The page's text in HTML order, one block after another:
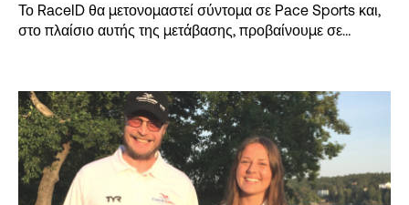
Το RaceID θα μετονομαστεί σύντομα σε Pace Sports και,
στο πλαίσιο αυτής της μετάβασης, προβαίνουμε σε